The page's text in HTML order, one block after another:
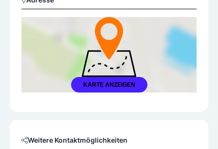
KARTE ANZEIGEN
Weitere Kontaktmöglichkeiten